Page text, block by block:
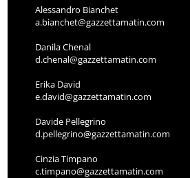
Alessandro Bianchet
a.bianchet@gazzettamatin.com
Danila Chenal
d.chenal@gazzettamatin.com
Erika David
e.david@gazzettamatin.com
Davide Pellegrino
d.pellegrino@gazzettamatin.com
Cinzia Timpano
c.timpano@gazzettamatin.com